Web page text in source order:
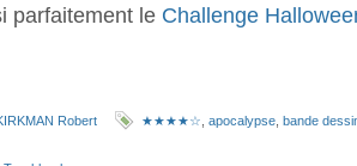
parfaitement le Challenge
Robert ★★★★☆ apocalypse bande